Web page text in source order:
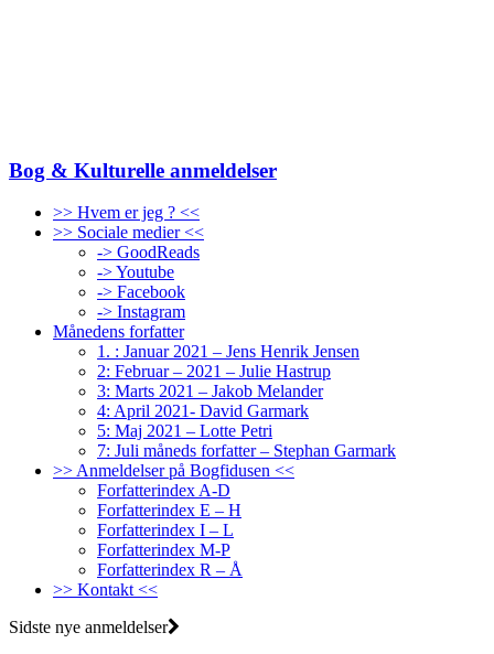
Bog & Kulturelle anmeldelser
>> Hvem er jeg ? <<
>> Sociale medier <<
-> GoodReads
-> Youtube
-> Facebook
-> Instagram
Månedens forfatter
1. : Januar 2021 – Jens Henrik Jensen
2: Februar – 2021 – Julie Hastrup
3: Marts 2021 – Jakob Melander
4: April 2021- David Garmark
5: Maj 2021 – Lotte Petri
7: Juli måneds forfatter – Stephan Garmark
>> Anmeldelser på Bogfidusen <<
Forfatterindex A-D
Forfatterindex E – H
Forfatterindex I – L
Forfatterindex M-P
Forfatterindex R – Å
>> Kontakt <<
Sidste nye anmeldelser